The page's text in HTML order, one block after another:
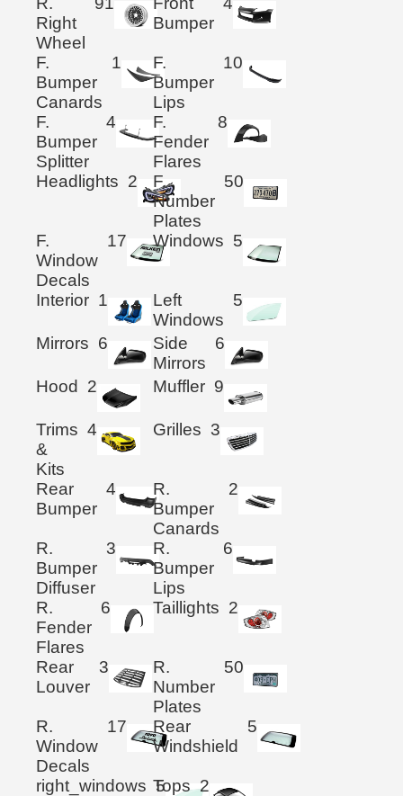
Right
Wheel
Bumper
F.
Bumper
Canards
1
F.
Bumper
Lips
10
F.
Bumper
Splitter
4
F.
Fender
Flares
8
Headlights 2
F.
Number
Plates
50
F.
Window
Decals
17 Windows 5
Interior 1
Left
Windows
5
Mirrors 6
Side
Mirrors
6
Hood 2 Muffler 9
Trims
&
Kits
4 Grilles 3
Rear
Bumper
4
R.
Bumper
Canards
2
R.
Bumper
Diffuser
3
R.
Bumper
Lips
6
R.
Fender
Flares
6 Taillights 2
Rear
Louver
3
R.
Number
Plates
50
R.
Window
Decals
17
Rear
Windshield
5
right_windows 5
Tops 2